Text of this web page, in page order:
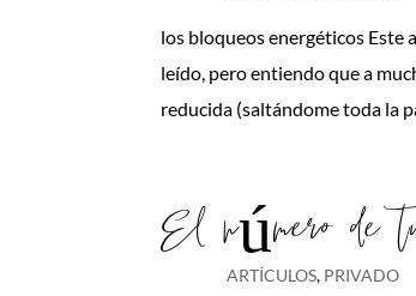
los bloqueos energéticos Este
leído, pero entiendo que a
reducida (saltándome toda la
El número de
ARTÍCULOS, PRIVADO